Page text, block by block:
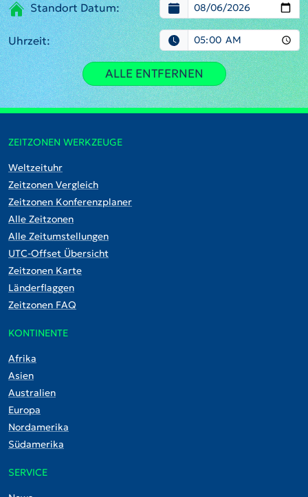
Standort Datum:
Uhrzeit:
ALLE ENTFERNEN
ZEITZONEN WERKZEUGE
Weltzeituhr
Zeitzonen Vergleich
Zeitzonen Konferenzplaner
Alle Zeitzonen
Alle Zeitumstellungen
UTC-Offset Übersicht
Zeitzonen Karte
Länderflaggen
Zeitzonen FAQ
KONTINENTE
Afrika
Asien
Australien
Europa
Nordamerika
Südamerika
SERVICE